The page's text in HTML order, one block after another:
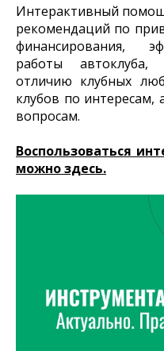
Интерактивный
рекомендаций по
финансирования,
работы автоклуба,
отличию клубных
клубов по интересам,
вопросам.
Воспользоваться
можно здесь.